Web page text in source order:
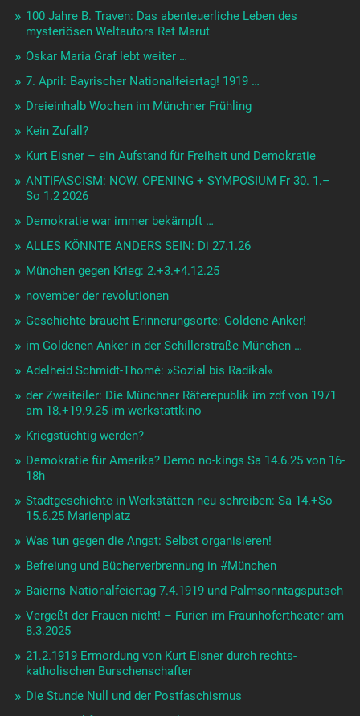
100 Jahre B. Traven: Das abenteuerliche Leben des
mysteriösen Weltautors Ret Marut
Oskar Maria Graf lebt weiter …
7. April: Bayrischer Nationalfeiertag! 1919 …
Dreieinhalb Wochen im Münchner Frühling
Kein Zufall?
Kurt Eisner – ein Aufstand für Freiheit und Demokratie
ANTIFASCISM: NOW. OPENING + SYMPOSIUM Fr 30. 1.–
So 1.2 2026
Demokratie war immer bekämpft …
ALLES KÖNNTE ANDERS SEIN: Di 27.1.26
München gegen Krieg: 2.+3.+4.12.25
november der revolutionen
Geschichte braucht Erinnerungsorte: Goldene Anker!
im Goldenen Anker in der Schillerstraße München …
Adelheid Schmidt-Thomé: »Sozial bis Radikal«
der Zweiteiler: Die Münchner Räterepublik im zdf von 1971
am 18.+19.9.25 im werkstattkino
Kriegstüchtig werden?
Demokratie für Amerika? Demo no-kings Sa 14.6.25 von 16-
18h
Stadtgeschichte in Werkstätten neu schreiben: Sa 14.+So
15.6.25 Marienplatz
Was tun gegen die Angst: Selbst organisieren!
Befreiung und Bücherverbrennung in #München
Baierns Nationalfeiertag 7.4.1919 und Palmsonntagsputsch
Vergeßt der Frauen nicht! – Furien im Fraunhofertheater am
8.3.2025
21.2.1919 Ermordung von Kurt Eisner durch rechts-
katholischen Burschenschafter
Die Stunde Null und der Postfaschismus